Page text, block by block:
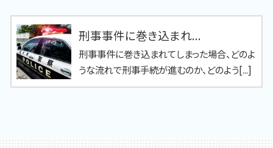
刑事事件に巻き込まれ...
刑事事件に巻き込まれてしまった場合、どのよ
うな流れで刑事手続が進むのか、どのよう[...]